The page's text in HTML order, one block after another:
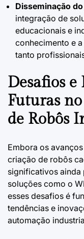
Disseminação
integração de
educacionais e
conhecimento e
tanto
Desafios e
Futuras
de Robôs
Embora os
criação de robôs
significativos ainda
soluções como o
esses desafios é
tendências e
automação